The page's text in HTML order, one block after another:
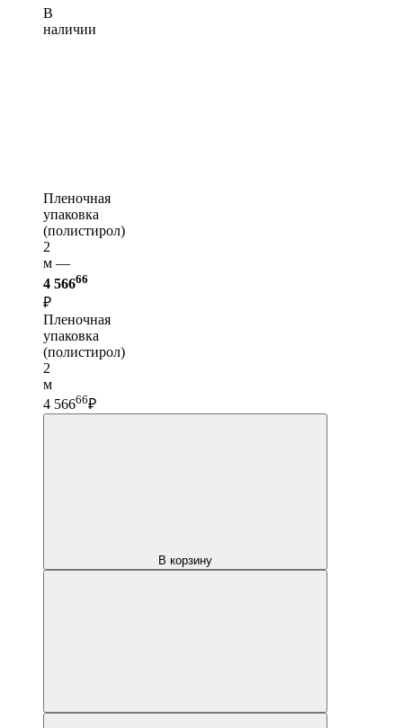
В
наличии
Пленочная
упаковка
(полистирол)
2
м —
4 56666
₽
Пленочная
упаковка
(полистирол)
2
м
4 56666₽
В корзину